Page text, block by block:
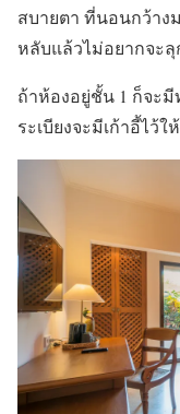
สบายตา ที่นอนกว้า
หลับแล้วไม่อยากจะลุ
ถ้าห้องอยู่ชั้น 1 ก็จะ
ระเบียงจะมีเก้าอี้ไว้